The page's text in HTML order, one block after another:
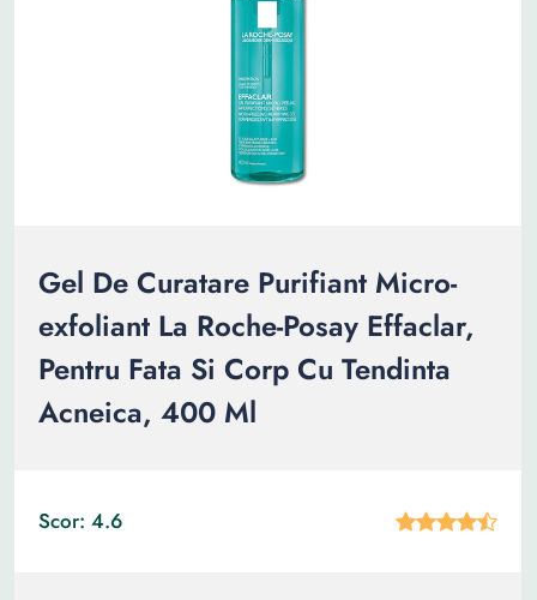
Gel De Curatare Purifiant Micro-
exfoliant La Roche-Posay Effaclar,
Pentru Fata Si Corp Cu Tendinta
Acneica, 400 Ml
Scor: 4.6